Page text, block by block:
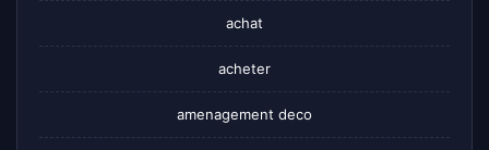
achat
acheter
amenagement deco